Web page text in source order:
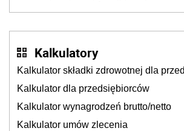
Kalkulatory
Kalkulator składki zdrowotnej dla
Kalkulator dla przedsiębiorców
Kalkulator wynagrodzeń brutto/netto
Kalkulator umów zlecenia